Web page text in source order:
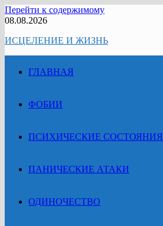
Перейти к содержимому
08.08.2026
ИСЦЕЛЕНИЕ И ЖИЗНЬ
ГЛАВНАЯ
ФОБИИ
ПСИХИЧЕСКИЕ СОСТОЯНИЯ
ПАНИЧЕСКИЕ АТАКИ
ОДИНОЧЕСТВО